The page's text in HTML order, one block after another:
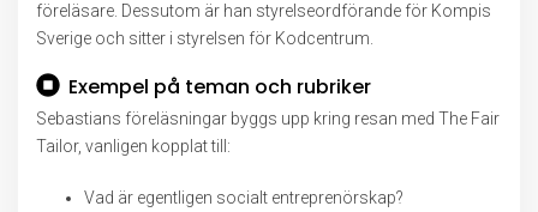
föreläsare. Dessutom är han styrelseordförande för Kompis
Sverige och sitter i styrelsen för Kodcentrum.
Exempel på teman och rubriker
Sebastians föreläsningar byggs upp kring resan med The Fair
Tailor, vanligen kopplat till:
Vad är egentligen socialt entreprenörskap?